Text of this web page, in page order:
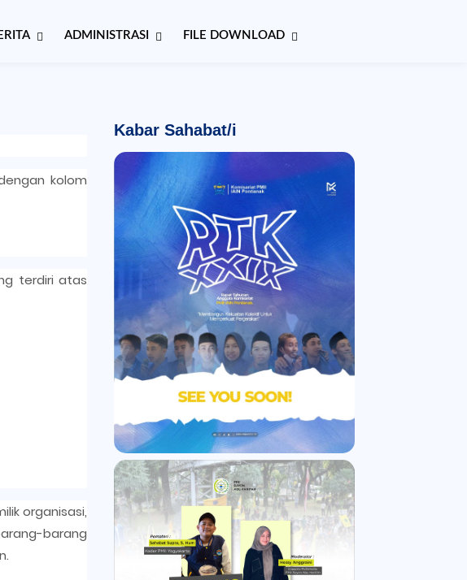
ADMINISTRASI FILE DOWNLOAD
kolom
terdiri atas
organisasi,
barang
Kabar Sahabat/i